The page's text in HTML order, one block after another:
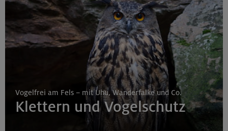
Vogelfrei am Fels – mit Uhu, Wanderfalke und Co.
Klettern und Vogelschutz